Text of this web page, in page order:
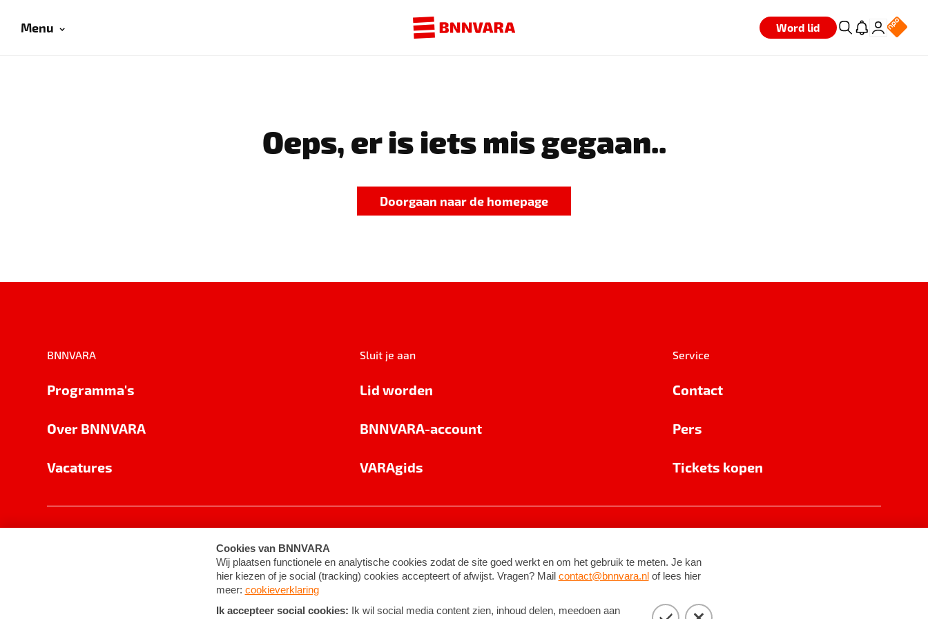
Menu Word lid
Oeps, er is iets mis gegaan..
Doorgaan naar de homepage
BNNVARA
Programma's
Over BNNVARA
Vacatures
Sluit je aan
Lid worden
BNNVARA-account
VARAgids
Service
Contact
Pers
Tickets kopen
Cookie-instellingen Algemene voorwaarden ©2026BNNVARA